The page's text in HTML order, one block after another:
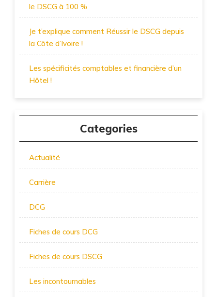
le DSCG à 100 %
Je t’explique comment Réussir le DSCG depuis
la Côte d’Ivoire !
Les spécificités comptables et financière d’un
Hôtel !
Categories
Actualité
Carrière
DCG
Fiches de cours DCG
Fiches de cours DSCG
Les incontournables